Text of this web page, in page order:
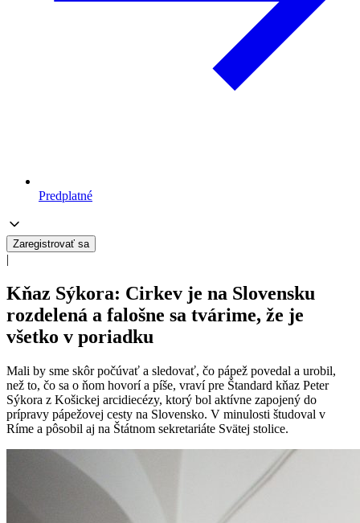
Predplatné
Zaregistrovať sa
|
Kňaz Sýkora: Cirkev je na Slovensku
rozdelená a falošne sa tvárime, že je
všetko v poriadku
Mali by sme skôr počúvať a sledovať, čo pápež povedal a urobil,
než to, čo sa o ňom hovorí a píše, vraví pre Štandard kňaz Peter
Sýkora z Košickej arcidiecézy, ktorý bol aktívne zapojený do
prípravy pápežovej cesty na Slovensko. V minulosti študoval v
Ríme a pôsobil aj na Štátnom sekretariáte Svätej stolice.